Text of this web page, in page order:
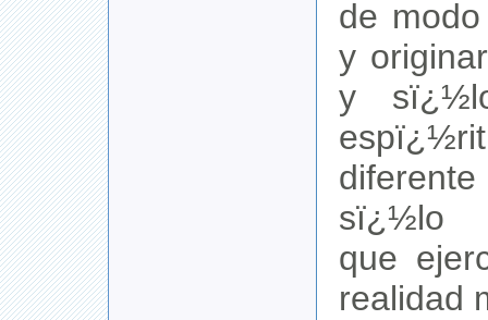
de
y
y
sï¿½lo
que
realidad